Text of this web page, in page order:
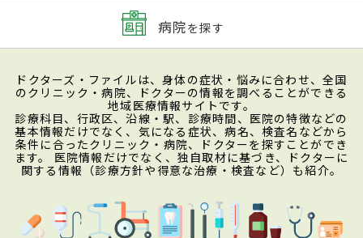
病院を探す
ドクターズ・ファイルは、身体の症状・悩みに合わせ、全国
のクリニック・病院、ドクターの情報を調べることができる
地域医療情報サイトです。
診療科目、行政区、沿線・駅、診療時間、医院の特徴などの
基本情報だけでなく、気になる症状、病名、検査名などから
条件に合ったクリニック・病院、ドクターを探すことができ
ます。 医院情報だけでなく、独自取材に基づき、ドクターに
関する情報（診療方針や得意な治療・検査など）も紹介。